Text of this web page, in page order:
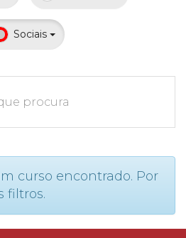
UATI
Sociais
curso encontrado. Por
filtros.